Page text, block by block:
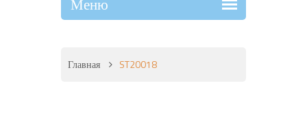
Главная ST20018